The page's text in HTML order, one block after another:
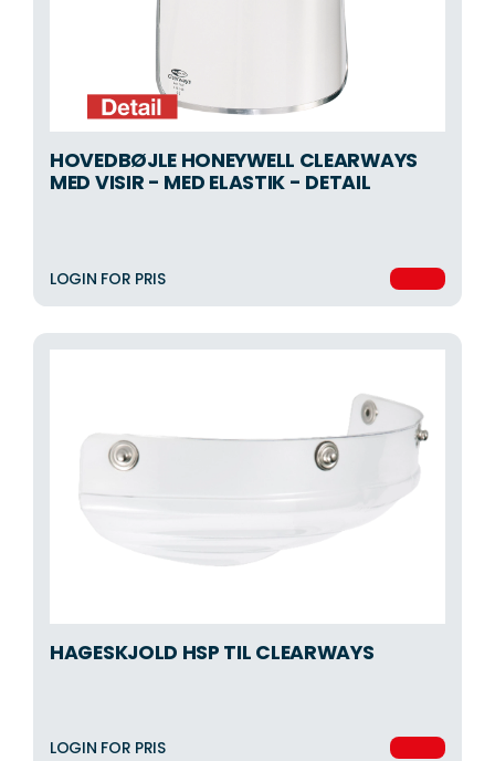
HOVEDBØJLE HONEYWELL CLEARWAYS
MED VISIR - MED ELASTIK - DETAIL
LOGIN FOR PRIS
HAGESKJOLD HSP TIL CLEARWAYS
LOGIN FOR PRIS